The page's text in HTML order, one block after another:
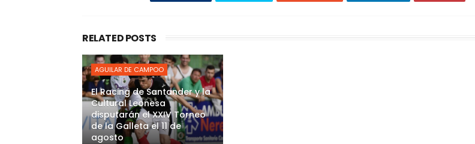
RELATED POSTS
AGUILAR DE CAMPOO
El Racing de Santander y la
Cultural Leonesa
disputarán el XXIV Torneo
de la Galleta el 11 de
agosto